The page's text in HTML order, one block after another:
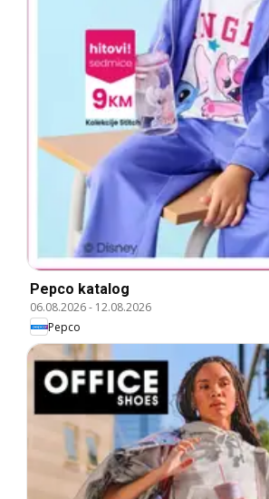
Pepco katalog
06.08.2026- 12.08.2026
Pepco